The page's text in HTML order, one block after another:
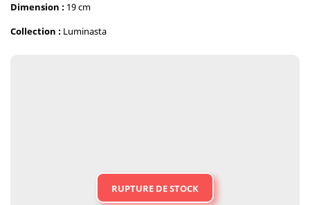
Dimension : 19 cm
Collection : Luminasta
RUPTURE DE STOCK